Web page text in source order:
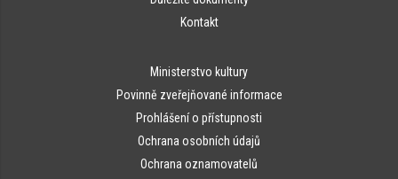
Kontakt
Ministerstvo kultury
Povinně zveřejňované informace
Prohlášení o přístupnosti
Ochrana osobních údajů
Ochrana oznamovatelů